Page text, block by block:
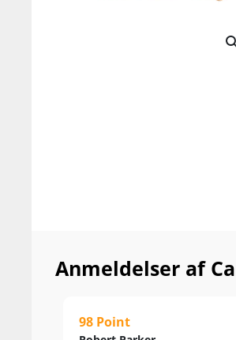
Anmeldelser af
98 Point